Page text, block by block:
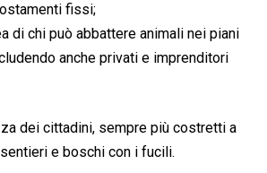
fissi;
di chi può abbattere animali nei piani
anche privati e imprenditori
dei cittadini, sempre più costretti a
e boschi con i fucili.